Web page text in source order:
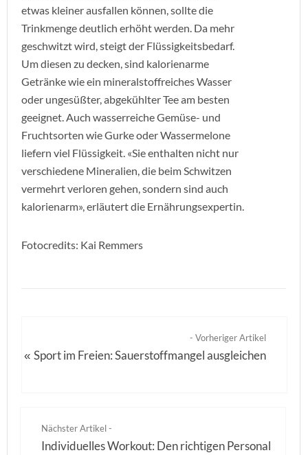
etwas kleiner ausfallen können, sollte die
Trinkmenge deutlich erhöht werden. Da mehr
geschwitzt wird, steigt der Flüssigkeitsbedarf.
Um diesen zu decken, sind kalorienarme
Getränke wie ein mineralstoffreiches Wasser
oder ungesüßter, abgekühlter Tee am besten
geeignet. Auch wasserreiche Gemüse- und
Fruchtsorten wie Gurke oder Wassermelone
liefern viel Flüssigkeit. «Sie enthalten nicht nur
verschiedene Mineralien, die beim Schwitzen
vermehrt verloren gehen, sondern sind auch
kalorienarm», erläutert die Ernährungsexpertin.
Fotocredits: Kai Remmers
- Vorheriger Artikel
«Sport im Freien: Sauerstoffmangel ausgleichen
Nächster Artikel -
Individuelles Workout: Den richtigen Personal